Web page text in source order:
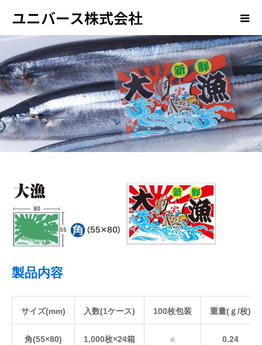
ユニバース株式会社
製品内容
サイズ(mm) 入数(1ケース) 100枚包装 重量(ｇ/枚)
角(55×80) 1,000枚×24箱 ○ 0.24